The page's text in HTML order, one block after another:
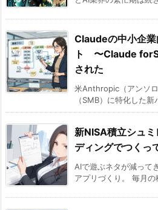
Claudeの中小企
ト 〜Claude
された
米Anthropic（アンソ
（SMB）に特化した
新NISA積立シュ
ディングでつくっ
AIで遊ぶネタが減って
アプリづくり。 毎月